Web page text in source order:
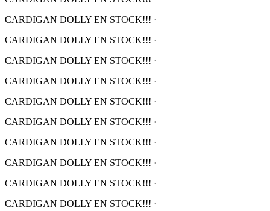
CARDIGAN DOLLY EN STOCK!!! ·
CARDIGAN DOLLY EN STOCK!!! ·
CARDIGAN DOLLY EN STOCK!!! ·
CARDIGAN DOLLY EN STOCK!!! ·
CARDIGAN DOLLY EN STOCK!!! ·
CARDIGAN DOLLY EN STOCK!!! ·
CARDIGAN DOLLY EN STOCK!!! ·
CARDIGAN DOLLY EN STOCK!!! ·
CARDIGAN DOLLY EN STOCK!!! ·
CARDIGAN DOLLY EN STOCK!!! ·